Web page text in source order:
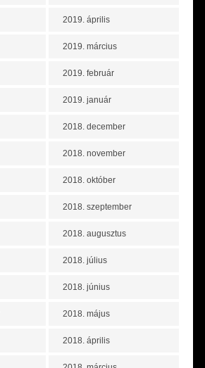
2019. április
2019. március
2019. február
2019. január
2018. december
2018. november
2018. október
2018. szeptember
2018. augusztus
2018. július
2018. június
2018. május
2018. április